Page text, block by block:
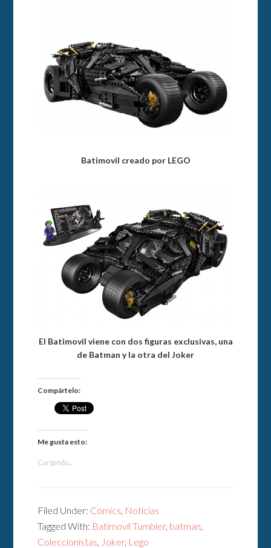
Batimovil creado por LEGO
El Batimovil viene con dos figuras exclusivas, una
de Batman y la otra del Joker
Compártelo:
Me gusta esto:
Cargando...
Filed Under: Comics Noticias
Tagged With: Batimovil Tumbler, batman
Coleccionistas
Joker, Lego